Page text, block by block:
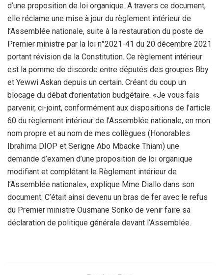
d’une proposition de loi organique. A travers ce document,
elle réclame une mise à jour du règlement intérieur de
l’Assemblée nationale, suite à la restauration du poste de
Premier ministre par la loi n°2021-41 du 20 décembre 2021
portant révision de la Constitution. Ce règlement intérieur
est la pomme de discorde entre députés des groupes Bby
et Yewwi Askan depuis un certain. Créant du coup un
blocage du débat d’orientation budgétaire. «Je vous fais
parvenir, ci-joint, conformément aux dispositions de l’article
60 du règlement intérieur de l’Assemblée nationale, en mon
nom propre et au nom de mes collègues (Honorables
Ibrahima DIOP et Serigne Abo Mbacke Thiam) une
demande d’examen d’une proposition de loi organique
modifiant et complétant le Règlement intérieur de
l’Assemblée nationale», explique Mme Diallo dans son
document. C’était ainsi devenu un bras de fer avec le refus
du Premier ministre Ousmane Sonko de venir faire sa
déclaration de politique générale devant l’Assemblée.